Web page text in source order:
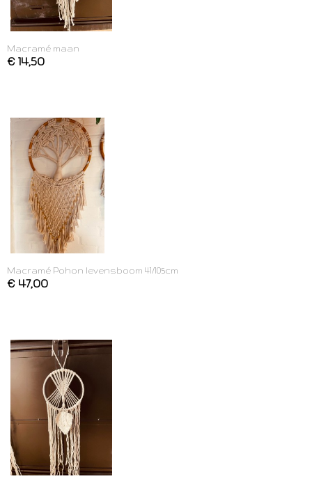
Macramé maan
€ 14,50
Macramé Pohon levensboom 41/105cm
€ 47,00